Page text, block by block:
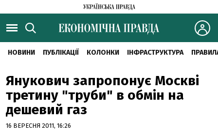
НОВИНИ ПУБЛІКАЦІЇ КОЛОНКИ ІНФРАСТРУКТУРА
Янукович запропонує Москві
третину "труби" в обмін на
дешевий газ
16 ВЕРЕСНЯ 2011, 16:26